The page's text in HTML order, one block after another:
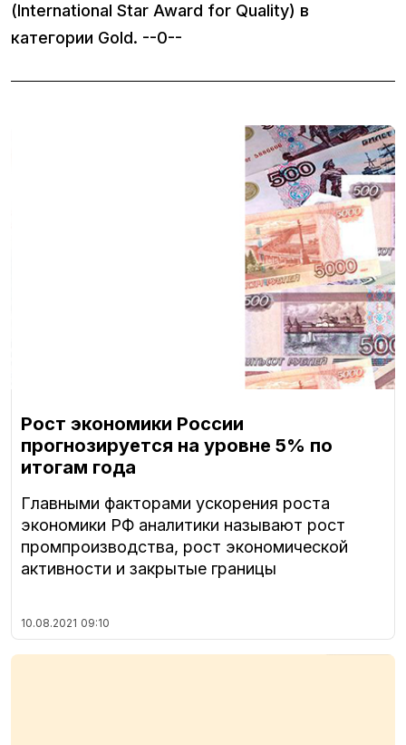
(International Star Award for Quality) в
категории Gold. --0--
Рост экономики России
прогнозируется на уровне 5% по
итогам года
Главными факторами ускорения роста
экономики РФ аналитики называют рост
промпроизводства, рост экономической
активности и закрытые границы
10.08.2021 09:10